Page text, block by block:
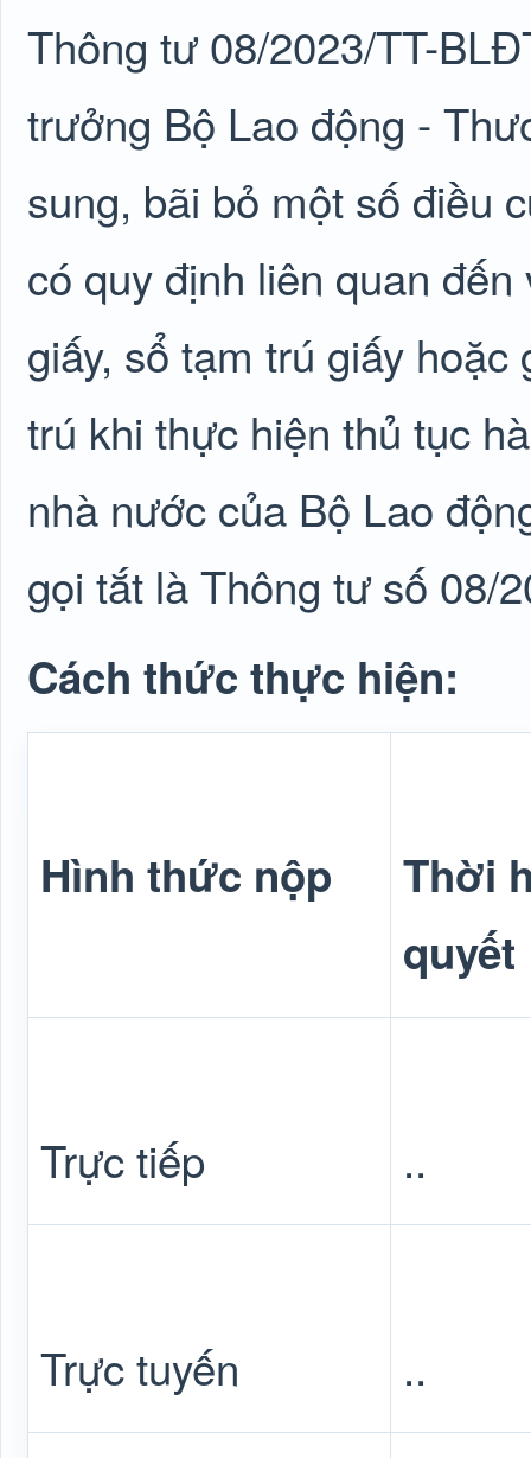
Thông tư 08/2023/TT-
trưởng Bộ Lao động -
sung, bãi bỏ một số điều
có quy định liên quan
giấy, sổ tạm trú giấy
trú khi thực hiện thủ tục
nhà nước của Bộ Lao
gọi tắt là Thông tư số 08/
Cách thức thực hiện:
Hình thức nộp
Thời
quyết
Trực tiếp ..
Trực tuyến ..